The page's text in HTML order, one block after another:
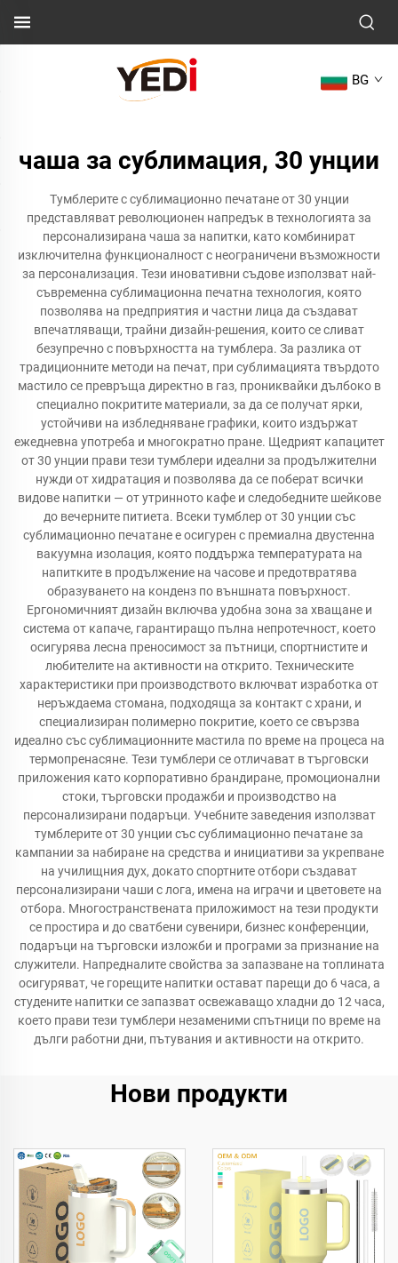
BG
чаша за сублимация, 30 унции
Тумблерите с сублимационно печатане от 30 унции
представляват революционен напредък в технологията за
персонализирана чаша за напитки, като комбинират
изключителна функционалност с неограничени възможности
за персонализация. Тези иновативни съдове използват най-
съвременна сублимационна печатна технология, която
позволява на предприятия и частни лица да създават
впечатляващи, трайни дизайн-решения, които се сливат
безупречно с повърхността на тумблера. За разлика от
традиционните методи на печат, при сублимацията твърдото
мастило се превръща директно в газ, прониквайки дълбоко в
специално покритите материали, за да се получат ярки,
устойчиви на избледняване графики, които издържат
ежедневна употреба и многократно пране. Щедрият капацитет
от 30 унции прави тези тумблери идеални за продължителни
нужди от хидратация и позволява да се поберат всички
видове напитки — от утринното кафе и следобедните шейкове
до вечерните питиета. Всеки тумблер от 30 унции със
сублимационно печатане е осигурен с премиална двустенна
вакуумна изолация, която поддържа температурата на
напитките в продължение на часове и предотвратява
образуването на конденз по външната повърхност.
Ергономичният дизайн включва удобна зона за хващане и
система от капаче, гарантиращо пълна непротечност, което
осигурява лесна преносимост за пътници, спортнистите и
любителите на активности на открито. Техническите
характеристики при производството включват изработка от
неръждаема стомана, подходяща за контакт с храни, и
специализиран полимерно покритие, което се свързва
идеално със сублимационните мастила по време на процеса на
термопренасяне. Тези тумблери се отличават в търговски
приложения като корпоративно брандиране, промоционални
стоки, търговски продажби и производство на
персонализирани подаръци. Учебните заведения използват
тумблерите от 30 унции със сублимационно печатане за
кампании за набиране на средства и инициативи за укрепване
на училищния дух, докато спортните отбори създават
персонализирани чаши с лога, имена на играчи и цветовете на
отбора. Многостранствената приложимост на тези продукти
се простира и до сватбени сувенири, бизнес конференции,
подаръци на търговски изложби и програми за признание на
служители. Напредналите свойства за запазване на топлината
осигуряват, че горещите напитки остават парещи до 6 часа, а
студените напитки се запазват освежаващо хладни до 12 часа,
което прави тези тумблери незаменими спътници по време на
дълги работни дни, пътувания и активности на открито.
Нови продукти